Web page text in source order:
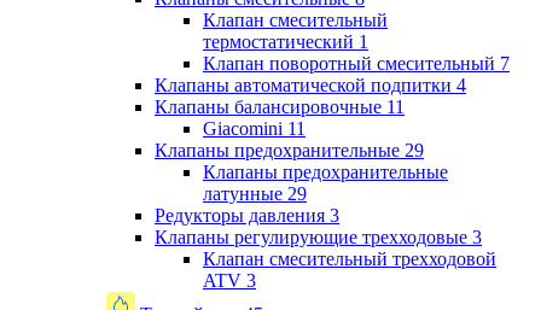
Клапан cмесительный
термостатический 1
Клапан поворотный cмесительный 7
Клапаны автоматической подпитки 4
Клапаны балансировочные 11
Giacomini 11
Клапаны предохранительные 29
Клапаны предохранительные
латунные 29
Редукторы давления 3
Клапаны регулирующие трехходовые 3
Клапан смесительный трехходовой
ATV 3